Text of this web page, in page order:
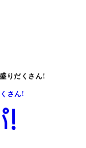
りだくさん!
さん!